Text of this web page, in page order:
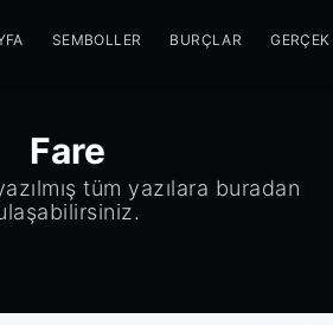
SEMBOLLER BURÇLAR
Fare
tüm yazılara buradan